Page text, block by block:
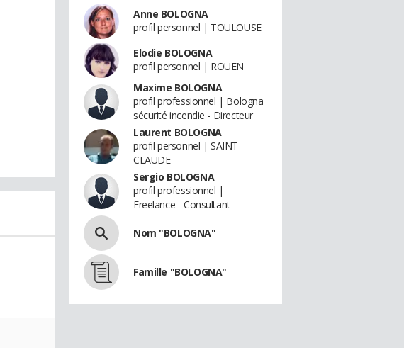
Anne BOLOGNA
profil personnel | TOULOUSE
Elodie BOLOGNA
profil personnel | ROUEN
Maxime BOLOGNA
profil professionnel | Bologna
sécurité incendie - Directeur
Laurent BOLOGNA
profil personnel | SAINT
CLAUDE
Sergio BOLOGNA
profil professionnel |
Freelance - Consultant
Nom "BOLOGNA"
Famille "BOLOGNA"